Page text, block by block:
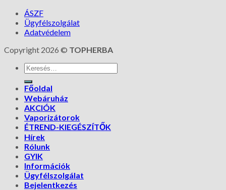
ÁSZF
Ügyfélszolgálat
Adatvédelem
Copyright 2026 © TOPHERBA
Főoldal
Webáruház
AKCIÓK
Vaporizátorok
ÉTREND-KIEGÉSZÍTŐK
Hírek
Rólunk
GYIK
Információk
Ügyfélszolgálat
Bejelentkezés